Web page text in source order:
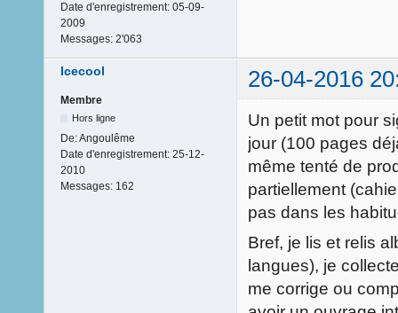
Date d'enregistrement: 05-09-
2009
Messages: 2'063
Icecool 26-04-2016
Membre
Hors ligne
De:Angoulême
Date d'enregistrement: 25-12-
2010
Messages: 162
Un petit mot pour
jour (100 pages
même tenté de
partiellement
pas dans les
Bref, je lis et relis
langues), je
me corrige ou